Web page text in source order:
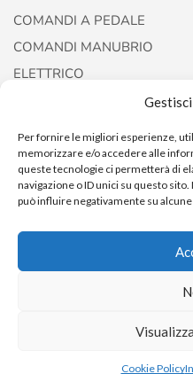
Per fornire le migliori esperienze,
memorizzare e/o accedere alle
queste tecnologie ci permetterà di
navigazione o ID unici su questo
può influire negativamente su
Cookie Policy
COMANDI A PEDALE
COMANDI MANUBRIO
ELETTRICO
FORCELLE E
Copyright ©